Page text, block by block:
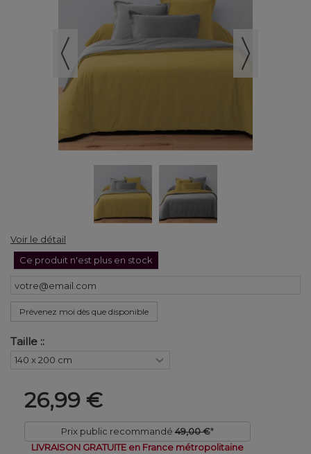
Voir le détail
Ce produit n'est plus en stock
Prévenez moi dès que disponible
Taille ::
26,99 €
Prix public recommandé 49,00 €*
LIVRAISON GRATUITE en France métropolitaine